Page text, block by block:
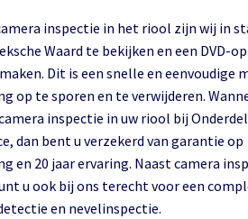
inspectie in het riool zijn wij in
Waard te bekijken en een DVD-
Dit is een snelle en eenvoudige
op te sporen en te verwijderen.
inspectie in uw riool bij
dan bent u verzekerd van garantie op
en 20 jaar ervaring. Naast camera
u ook bij ons terecht voor een
en nevelinspectie.